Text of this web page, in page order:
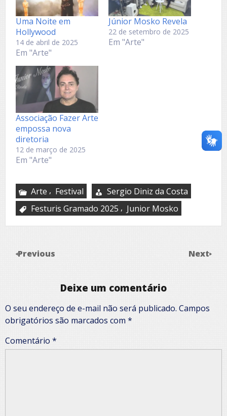
Uma Noite em
Hollywood
14 de abril de 2025
Em "Arte"
Júnior Mosko Revela
22 de setembro de 2025
Em "Arte"
Associação Fazer Arte
empossa nova
diretoria
12 de março de 2025
Em "Arte"
Arte , Festival
Sergio Diniz da Costa
Festuris Gramado 2025 , Junior Mosko
Previous Next
Deixe um comentário
O seu endereço de e-mail não será publicado. Campos
obrigatórios são marcados com *
Comentário *